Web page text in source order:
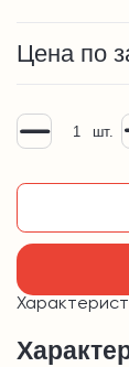
Цена по
шт.